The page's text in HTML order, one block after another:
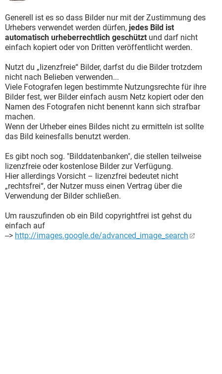
Generell ist es so dass Bilder nur mit der Zustimmung des
Urhebers verwendet werden dürfen, jedes Bild ist
automatisch urheberrechtlich geschützt und darf nicht
einfach kopiert oder von Dritten veröffentlicht werden.
Nutzt du „lizenzfreie“ Bilder, darfst du die Bilder trotzdem
nicht nach Belieben verwenden...
Viele Fotografen legen bestimmte Nutzungsrechte für ihre
Bilder fest, wer Bilder einfach ausm Netz kopiert oder den
Namen des Fotografen nicht benennt kann sich strafbar
machen.
Wenn der Urheber eines Bildes nicht zu ermitteln ist sollte
das Bild keinesfalls benutzt werden.
Es gibt noch sog. "Bilddatenbanken", die stellen teilweise
lizenzfreie oder kostenlose Bilder zur Verfügung.
Hier allerdings Vorsicht – lizenzfrei bedeutet nicht
„rechtsfrei“, der Nutzer muss einen Vertrag über die
Verwendung der Bilder schließen.
Um rauszufinden ob ein Bild copyrightfrei ist gehst du
einfach auf
--> http://images.google.de/advanced_image_search